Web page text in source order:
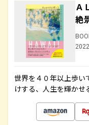
Ａ
絶
世界を４０年以上歩い
けする、人生を輝か